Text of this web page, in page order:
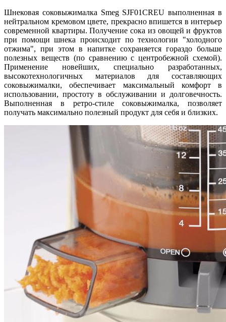
Шнековая соковыжималка Smeg SJF01CREU выполненная в
нейтральном кремовом цвете, прекрасно впишется в интерьер
современной квартиры. Получение сока из овощей и фруктов
при помощи шнека происходит по технологии "холодного
отжима", при этом в напитке сохраняется гораздо больше
полезных веществ (по сравнению с центробежной схемой).
Применение новейших, специально разработанных,
высокотехнологичных материалов для составляющих
соковыжималки, обеспечивает максимальный комфорт в
использовании, простоту в обслуживании и долговечность.
Выполненная в ретро-стиле соковыжималка, позволяет
получать максимально полезный продукт для себя и близких.